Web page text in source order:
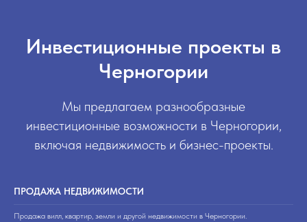
Инвестиционные проекты в
Черногории
Мы предлагаем разнообразные
инвестиционные возможности в Черногории,
включая недвижимость и бизнес-проекты.
ПРОДАЖА НЕДВИЖИМОСТИ
Продажа вилл, квартир, земли и другой недвижимости в Черногории.